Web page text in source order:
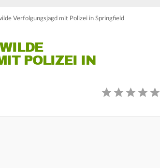
Verfolgungsjagd mit Polizei in Springfield
POLIZEI IN